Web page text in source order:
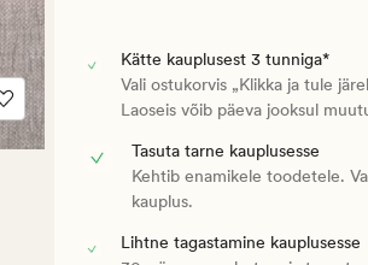
Kätte kauplusest 3 tunniga*
Vali ostukorvis „Klikka ja tule
Laoseis võib päeva jooksul
Tasuta tarne kauplusesse
Kehtib enamikele toodetele.
kauplus.
Lihtne tagastamine kauplusesse